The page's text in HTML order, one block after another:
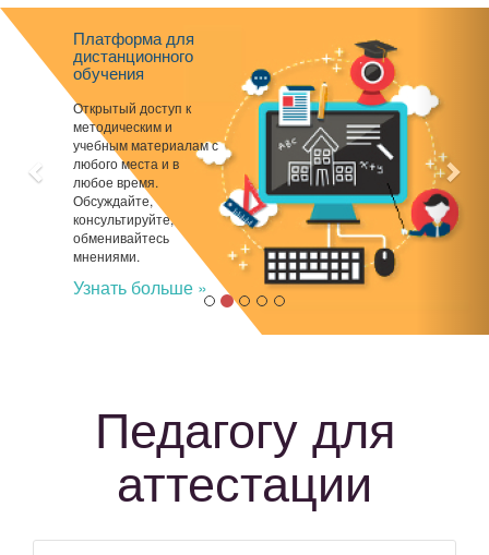
Платформа для
дистанционного
обучения
Открытый доступ к
методическим и
учебным материалам с
любого места и в
любое время.
Обсуждайте,
консультируйте,
обменивайтесь
мнениями.
Узнать больше »
Педагогу для
аттестации